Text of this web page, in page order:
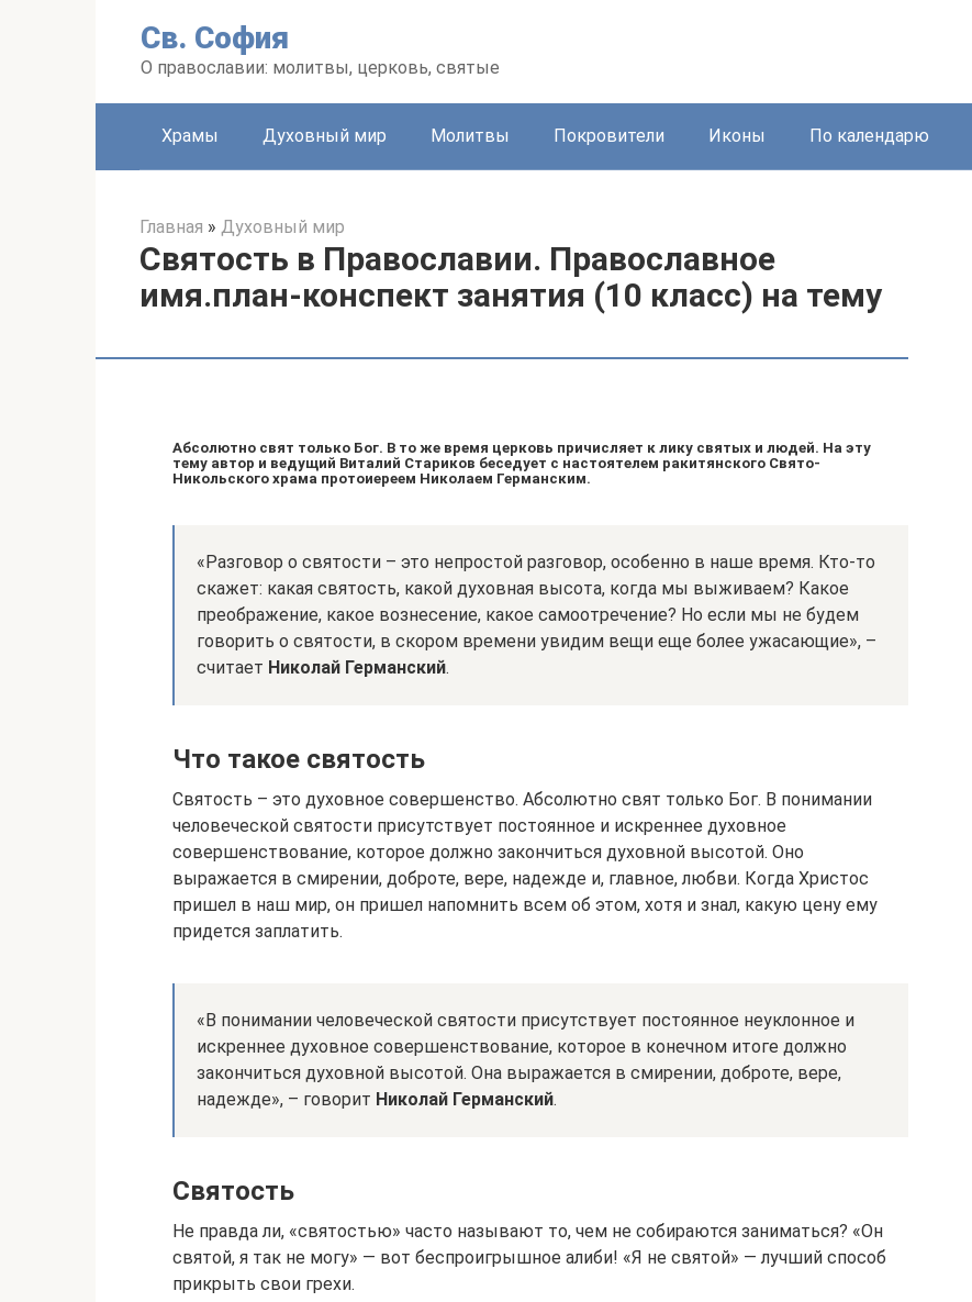
Св. София
О православии: молитвы, церковь, святые
Храмы Духовный мир Молитвы Покровители Иконы По календарю
Главная » Духовный мир
Святость в Православии. Православное
имя.план-конспект занятия (10 класс) на тему
Абсолютно свят только Бог. В то же время церковь причисляет к лику святых и людей. На эту
тему автор и ведущий Виталий Стариков беседует с настоятелем ракитянского Свято-
Никольского храма протоиереем Николаем Германским.
«Разговор о святости – это непростой разговор, особенно в наше время. Кто-то
скажет: какая святость, какой духовная высота, когда мы выживаем? Какое
преображение, какое вознесение, какое самоотречение? Но если мы не будем
говорить о святости, в скором времени увидим вещи еще более ужасающие», –
считает Николай Германский.
Что такое святость
Святость – это духовное совершенство. Абсолютно свят только Бог. В понимании
человеческой святости присутствует постоянное и искреннее духовное
совершенствование, которое должно закончиться духовной высотой. Оно
выражается в смирении, доброте, вере, надежде и, главное, любви. Когда Христос
пришел в наш мир, он пришел напомнить всем об этом, хотя и знал, какую цену ему
придется заплатить.
«В понимании человеческой святости присутствует постоянное неуклонное и
искреннее духовное совершенствование, которое в конечном итоге должно
закончиться духовной высотой. Она выражается в смирении, доброте, вере,
надежде», – говорит Николай Германский.
Святость
Не правда ли, «святостью» часто называют то, чем не собираются заниматься? «Он
святой, я так не могу» — вот беспроигрышное алиби! «Я не святой» — лучший способ
прикрыть свои грехи.